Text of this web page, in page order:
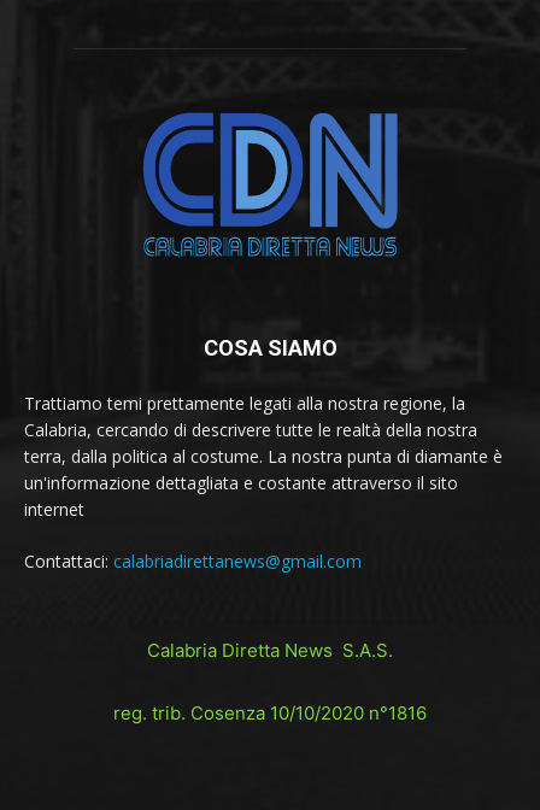
COSA SIAMO
Trattiamo temi prettamente legati alla nostra regione, la
Calabria, cercando di descrivere tutte le realtà della nostra
terra, dalla politica al costume. La nostra punta di diamante è
un'informazione dettagliata e costante attraverso il sito
internet
Contattaci: calabriadirettanews@gmail.com
Calabria Diretta News S.A.S.
reg. trib. Cosenza 10/10/2020 n°1816